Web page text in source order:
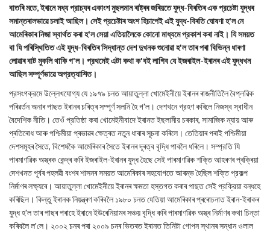
বাতৰি মতে, ইৰানে মধ্য প্রাচ্যৰ একাংশ মুছলমান ৰাষ্ট্ৰৰ জৰিয়তে যুদ্ধ-বিৰতিৰ এক প্রচেষ্টা যুদ্ধৰ
সমান্তৰালভাৱে চলাই আছিল। সেই প্রচেষ্টাৰ অংশ হিচাপেই এই যুদ্ধ-বিৰতি ঘোষণা হ'ল নে
আমেৰিকাৰ নিজা স্বাৰ্থত কৰা হ'ল সেয়া এতিয়ালৈকে কোনো মাধ্যমে প্রকাশ কৰা নাই। যি সময়ত
বা যি পৰিস্থিতিত এই যুদ্ধ-বিৰতিৰ সিদ্ধান্ত দেশ দুখনক শুনোৱা হ'ল তাৰ পৰা বিভিন্ন ধাৰণা
লোৱাৰ বাট মুকলি থাকি গ'ল। প্রথমেই এটা কথা ক'বই লাগিব যে ইজৰাইল-ইৰানৰ এই যুদ্ধখন
আছিল সম্পূর্ণভাৱে অপ্রত্যাশিত।
প্রসংগক্রমে উল্লেখযোগ্য যে ১৯৭৯ চনত আয়াতুল্লা খোমেইনীয়ে ইৰানৰ ৰাজনীতিলৈ বৈপ্লৱিক
পৰিৱৰ্তন অনাৰ পাছত ইৰানৰ চৰিত্ৰ সম্পূৰ্ণ সলনি হৈ গ'ল। দেশখনে গ্রহণ কৰিলে নিজস্ব স্বাধীন
বৈদেশিক নীতি। তেওঁ প্রতিষ্ঠা কৰা খোমেইনীবাদে ইৰানত ইছলামীয় চৰকাৰ, সামাজিক ন্যায় আৰু
প্ৰতিৰোধ আৰু পশ্চিমীয়া প্ৰভাৱৰ ক্ষেত্ৰত নতুন ধাৰাৰ সূচনা কৰিলে। তেতিয়াৰ পৰাই পশ্চিমীয়া
দেশসমূহৰ সৈতে, বিশেষকৈ আমেৰিকাৰ সৈতে ইৰানৰ দূৰত্ব বৃদ্ধি পাবলৈ ধৰিলে। সম্প্রতি যি
পাৰমাণৱিক অস্ত্ৰক কেন্দ্ৰ কৰি ইজৰাইল-ইৰানৰ যুদ্ধ হৈছে সেই পাৰমাণৱিক শক্তি আহৰণৰ প্ৰক্ৰিয়া
দেশখনত পূৰ্বৰ পহলৱী বংশৰ শাসনৰ সময়ত আমেৰিকাৰ সহযোগতে আৰম্ভ হৈছিল শক্তি প্রকল্প
নিৰ্মাণৰ লক্ষ্যৰে। আয়াতুল্লা খোমেইনীয়ে ইৰানৰ ক্ষমতা হস্তগত কৰাৰ পাছত সেই প্রক্রিয়া বন্ধহে
কৰিছিল। কিন্তু ইৰানক নিয়ন্ত্ৰণ কৰিবলৈ ১৯৮০ চনত যেতিয়া আমেৰিকাৰ প্ৰৰোচনাত ইৰান-ইৰাকৰ
যুদ্ধ হ'ল তাৰ পাছৰ পৰাহে ইৰানে ইউৰেনিয়ামৰ সঞ্চয় বৃদ্ধি কৰি পাৰমাণৱিক অস্ত্ৰ নিৰ্মাণৰ কথা চিন্তা
কৰিবলৈ ল'লে। ২০০২ চনৰ পৰা ২০০৯ চনৰ ভিতৰত ইৰানত তিনিটা গোপন স্থানৰ সন্ধান ওলাল